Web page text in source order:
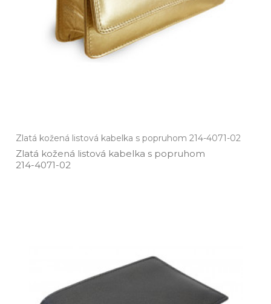
Zlatá kožená listová kabelka s popruhom 214-4071-02
Zlatá kožená listová kabelka s popruhom
214­-4071­-02